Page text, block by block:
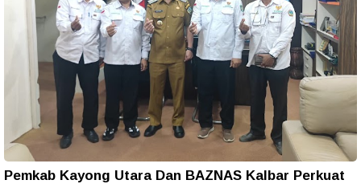
Pemkab Kayong Utara Dan BAZNAS Kalbar Perkuat